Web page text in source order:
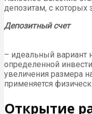
депозитам, с которых
Депозитный счет
– идеальный вариант
определенной
увеличения размера
применяется
Открытие